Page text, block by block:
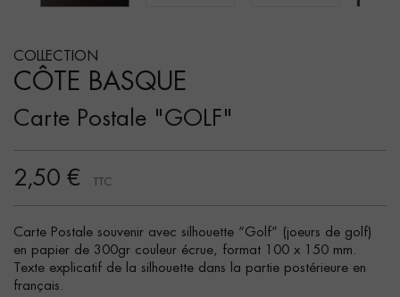
COLLECTION
CÔTE BASQUE
Carte Postale "GOLF"
2,50 € TTC
Carte Postale souvenir avec silhouette “Golf” (joeurs de golf)
en papier de 300gr couleur écrue, format 100 x 150 mm.
Texte explicatif de la silhouette dans la partie postérieure en
français.